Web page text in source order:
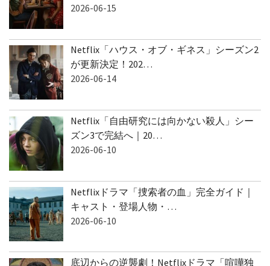
2026-06-15
Netflix「ハウス・オブ・ギネス」シーズン2
が更新決定！202…
2026-06-14
Netflix「自由研究には向かない殺人」シー
ズン3で完結へ｜20…
2026-06-10
Netflixドラマ「捜索者の血」完全ガイド｜
キャスト・登場人物・…
2026-06-10
底辺からの逆襲劇！Netflixドラマ「喧嘩独